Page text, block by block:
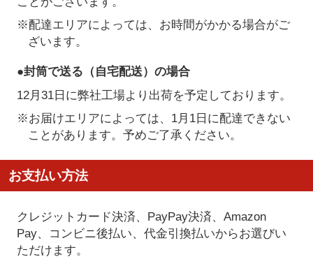
※配達エリアによっては、お時間がかかる場合がご
ざいます。
●封筒で送る（自宅配送）の場合
12月31日に弊社工場より出荷を予定しております。
※お届けエリアによっては、1月1日に配達できない
ことがあります。予めご了承ください。
お支払い方法
クレジットカード決済、PayPay決済、Amazon
Pay、コンビニ後払い、代金引換払いからお選びい
ただけます。